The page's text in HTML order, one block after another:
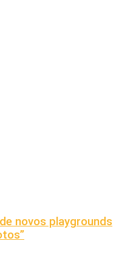
novos playgrounds